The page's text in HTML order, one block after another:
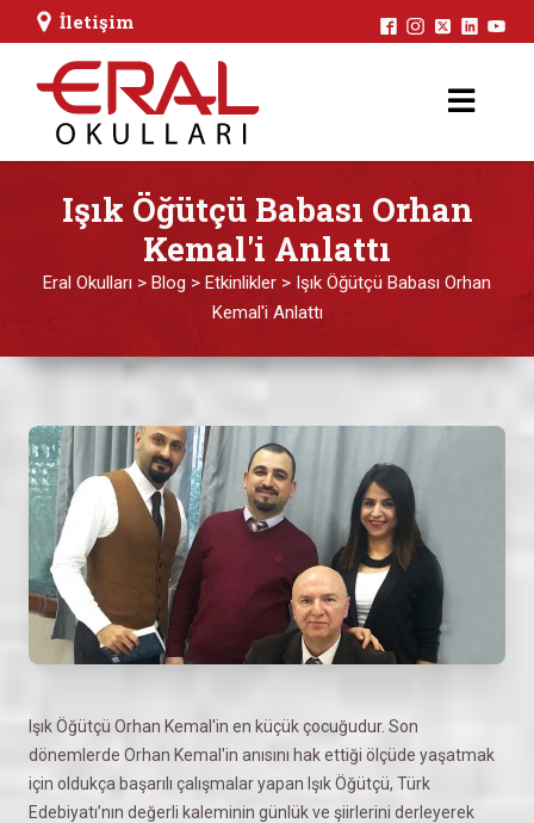
İletişim
Işık Öğütçü Babası Orhan
Kemal'i Anlattı
Eral Okulları > Blog > Etkinlikler >Işık Öğütçü Babası Orhan
Kemal'i Anlattı
Işık Öğütçü Orhan Kemal'in en küçük çocuğudur. Son
dönemlerde Orhan Kemal'in anısını hak ettiği ölçüde yaşatmak
için oldukça başarılı çalışmalar yapan Işık Öğütçü, Türk
Edebiyatı’nın değerli kaleminin günlük ve şiirlerini derleyerek